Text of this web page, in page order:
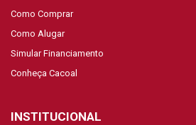
Como Comprar
Como Alugar
Simular Financiamento
Conheça Cacoal
INSTITUCIONAL